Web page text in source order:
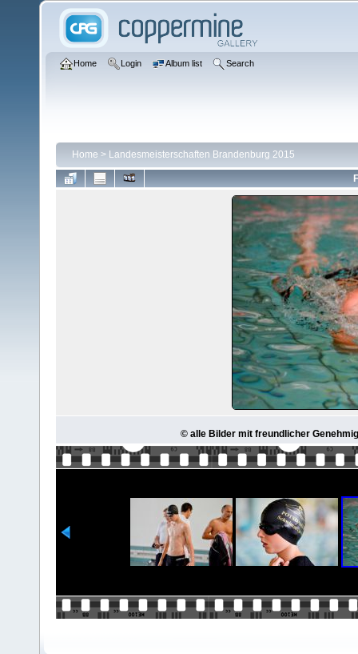
Home Login Album list Search
Home > Landesmeisterschaften Brandenburg 2015
© alle Bilder mit freundlicher